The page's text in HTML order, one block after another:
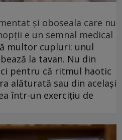
și oboseala care nu
e un semnal medical
multor cupluri: unul
la tavan. Nu din
pentru că ritmul haotic
alăturată sau din același
într-un exercițiu de